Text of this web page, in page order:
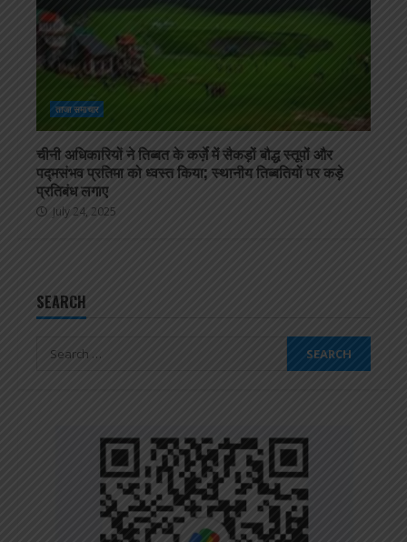
ताजा समाचार
चीनी अधिकारियों ने तिब्बत के कर्ज़े में सैकड़ों बौद्ध स्तूपों और
पद्मसंभव प्रतिमा को ध्वस्त किया; स्थानीय तिब्बतियों पर कड़े
प्रतिबंध लगाए
July 24, 2025
SEARCH
Search